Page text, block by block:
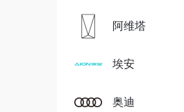
阿维塔
埃安
奥迪